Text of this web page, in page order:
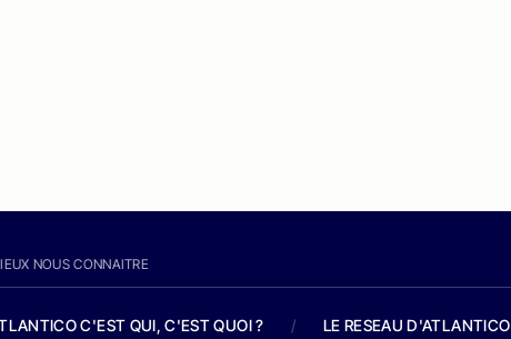
NOUS CONNAITRE
C'EST QUI, C'EST QUOI ? / LE RESEAU D'ATLANTICO